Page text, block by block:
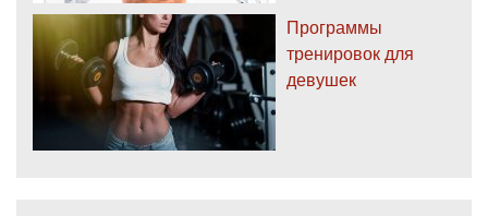
Программы
тренировок для
девушек